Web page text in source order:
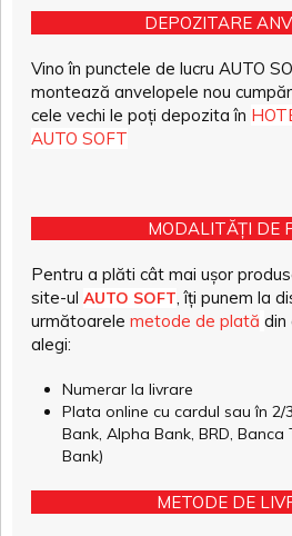
DEPOZITARE
Vino în punctele de lucru AUTO
montează anvelopele nou
cele vechi le poți depozita în
AUTO SOFT
MODALITĂȚI DE
Pentru a plăti cât mai ușor
site-ul AUTO SOFT, îți punem la
următoarele metode de plată din
alegi:
Numerar la livrare
Plata online cu cardul sau în
Bank, Alpha Bank, BRD,
Bank)
METODE DE